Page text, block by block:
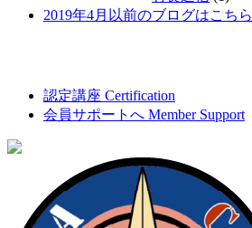
2019年4月以前のブログはこちら
認定講座 Certification
会員サポートへ Member Support